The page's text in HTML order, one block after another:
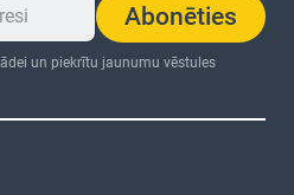
Abonēties
un piekrītu jaunumu vēstules